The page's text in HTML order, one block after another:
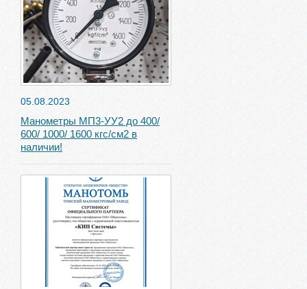
05.08.2023
Манометры МП3-УУ2 до 400/
600/ 1000/ 1600 кгс/см2 в
наличии!